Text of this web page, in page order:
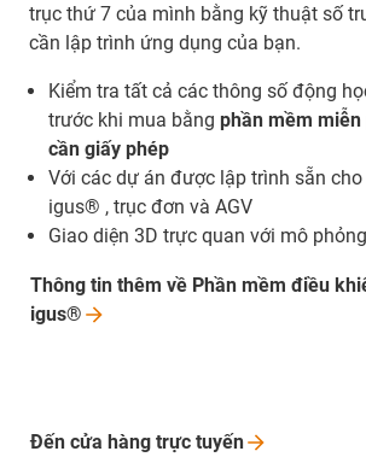
trục thứ 7 của mình bằng kỹ thuật số
cần lập trình ứng dụng của bạn.
Kiểm tra tất cả các thông số động
trước khi mua bằng phần mềm
cần giấy phép
Với các dự án được lập trình sẵn
igus® , trục đơn và AGV
Giao diện 3D trực quan với mô
Thông tin thêm về Phần mềm điều
igus®
Đến cửa hàng trực tuyến